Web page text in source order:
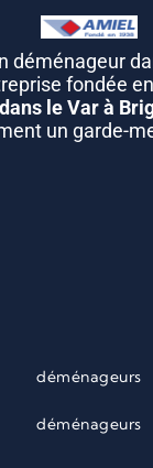
déménageur
fondée
le Var à
un garde-
déménageurs
déménageurs